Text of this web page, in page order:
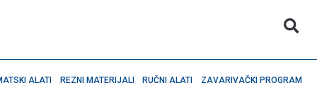
ALATI REZNI MATERIJALI RUČNI ALATI ZAVARIVAČKI PROGRAM